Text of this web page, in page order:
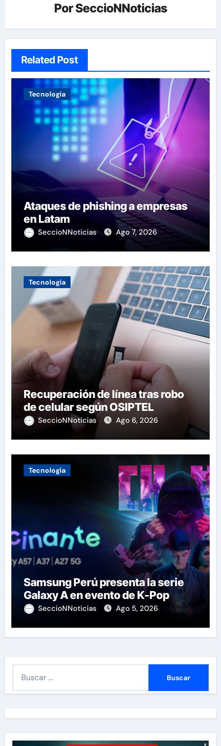
PorSeccioNNoticias
Related Post
Tecnología
Ataques de phishing a empresas
en Latam
SeccioNNoticias Ago 7, 2026
Tecnología
Recuperación de línea tras robo
de celular según OSIPTEL
SeccioNNoticias Ago 6, 2026
Tecnología
Samsung Perú presenta la serie
Galaxy A en evento de K-Pop
SeccioNNoticias Ago 5, 2026
r